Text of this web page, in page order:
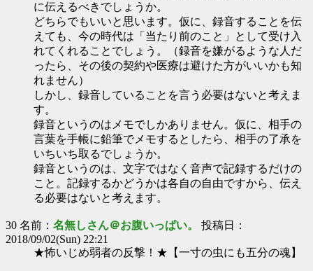
に伝えるべきでしょうか。
どちらでもいいと思います。仮に、録音することを伝
えても、今の時代は「当たり前のこと」として受け入
れてくれることでしょう。（録音を嫌がるような人だ
ったら、その後の契約や医療は避けた方がいいかも知
れません）
しかし、録音していることを言う必要はないと考えま
す。
録音というのはメモでしかありません。仮に、相手の
言葉を手帳に鉛筆でメモするとしたら、相手の了承を
いちいち取るでしょうか。
録音というのは、文字ではなく音声で記録するだけの
こと。記録するかどうかは各自の自由ですから、伝え
る必要はないと考えます。
30 名前： 名無しさん＠お腹いっぱい。 投稿日：
2018/09/02(Sun) 22:21
★怖いじめ弱者の反撃！★【一寸の虫にも五分の魂】